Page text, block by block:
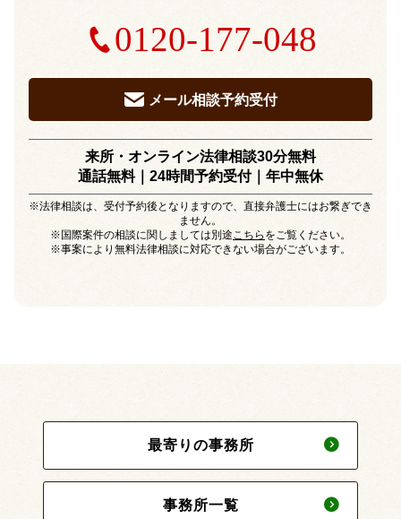
0120-177-048
メール相談予約受付
来所・オンライン法律相談30分無料
通話無料｜24時間予約受付｜年中無休
※法律相談は、受付予約後となりますので、直接弁護士にはお繋ぎでき
ません。
※国際案件の相談に関しましては別途こちら をご覧ください。
※事案により無料法律相談に対応できない場合がございます。
最寄りの事務所
事務所一覧